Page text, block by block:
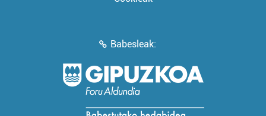
Babesleak: